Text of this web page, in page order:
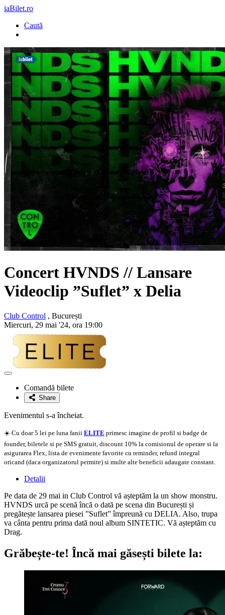
iaBilet.ro
Caută
Concert HVNDS // Lansare
Videoclip ”Suflet” x Delia
Club Control , București
Miercuri, 29 mai '24, ora 19:00
Adaugă
favoriteComandă bilete
Share
Evenimentul s-a încheiat.
☀️ Cu doar 5 lei pe luna fanii ELITE primesc imagine de profil si badge de
founder, biletele si pe SMS gratuit, discount 10% la comisionul de operare si la
asigurarea Flex, lista de evenimente favorite cu reminder, refund integral
oricand (daca organizatorul permite) si multe alte beneficii adaugate constant.
Detalii
Pe data de 29 mai in Club Control vă așteptăm la un show monstru.
HVNDS urcă pe scenă încă o dată pe scena din București și
pregătește lansarea piesei ”Suflet” împreună cu DELIA. Also, trupa
va cânta pentru prima dată noul album SINTETIC. Vă așteptăm cu
Drag.
Grăbește-te! Încă mai găsești bilete la: